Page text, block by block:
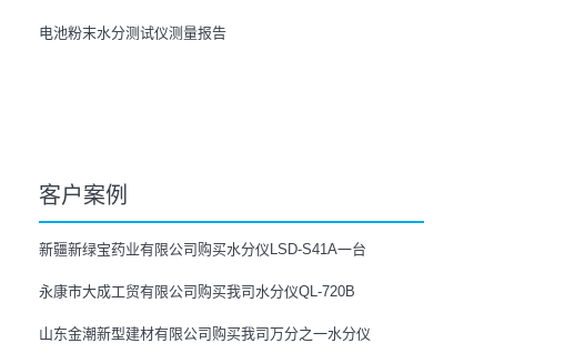
电池粉末水分测试仪测量报告
客户案例
新疆新绿宝药业有限公司购买水分仪LSD-S41A一台
永康市大成工贸有限公司购买我司水分仪QL-720B
山东金潮新型建材有限公司购买我司万分之一水分仪